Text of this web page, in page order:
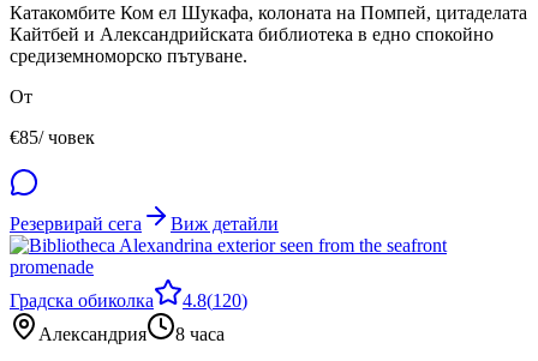
Катакомбите Ком ел Шукафа, колоната на Помпей, цитаделата
Кайтбей и Александрийската библиотека в едно спокойно
средиземноморско пътуване.
От
€85/ човек
Резервирай сега Виж детайли
Градска обиколка 4.8(120)
Александрия
8 часа